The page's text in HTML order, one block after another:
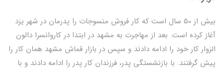
بیش از 50 سال است که کار فروش منسوجات را پدرمان در شهر یزد
آغاز کرده است. بعد از مهاجرت به مشهد در ابتدا در کاروانسرا دالون
الزوار کار خود را ادامه دادند و سپس در بازار قماش مشهد همان کار را
پیش گرفتند. با بازنشستگی پدر، فرزندان کار پدر را ادامه دادند و با